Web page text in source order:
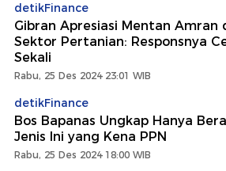
detikFinance
Gibran Apresiasi Mentan Amran
Sektor Pertanian: Responsnya
Sekali
Rabu, 25 Des 2024 23:01 WIB
detikFinance
Bos Bapanas Ungkap Hanya
Jenis Ini yang Kena PPN
Rabu, 25 Des 2024 18:00 WIB